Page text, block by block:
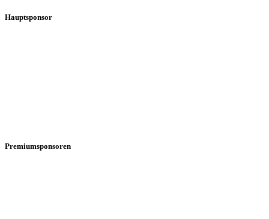
Hauptsponsor
Premiumsponsoren